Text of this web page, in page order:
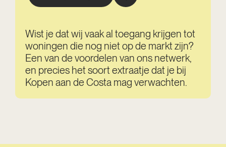
Wist je dat wij vaak al toegang krijgen tot
woningen die nog niet op de markt zijn?
Een van de voordelen van ons netwerk,
en precies het soort extraatje dat je bij
Kopen aan de Costa mag verwachten.